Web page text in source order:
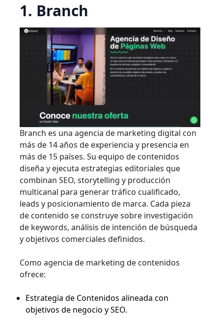
1. Branch
Branch es una agencia de marketing digital con
más de 14 años de experiencia y presencia en
más de 15 países. Su equipo de contenidos
diseña y ejecuta estrategias editoriales que
combinan SEO, storytelling y producción
multicanal para generar tráfico cualificado,
leads y posicionamiento de marca. Cada pieza
de contenido se construye sobre investigación
de keywords, análisis de intención de búsqueda
y objetivos comerciales definidos.
Como agencia de marketing de contenidos
ofrece:
Estrategia de Contenidos alineada con
objetivos de negocio y SEO.